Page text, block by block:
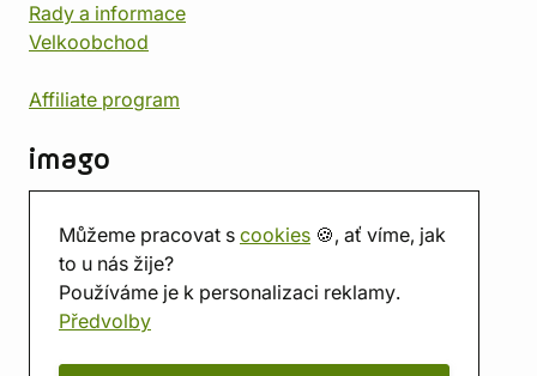
Můžeme pracovat s cookies 🍪, ať víme, jak
to u nás žije?
Používáme je k personalizaci reklamy.
Předvolby
Rady a informace
Velkoobchod
Affiliate program
imago
Prodejna
Herna
O nás
Hodnocení obchodu